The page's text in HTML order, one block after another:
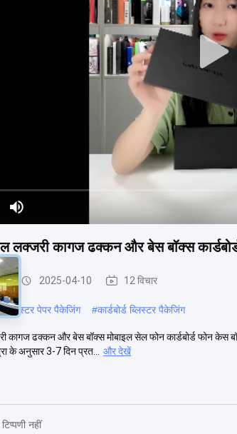
लक्जरी कागज ढक्कन और बेस बॉक्स
2025-04-10 12 विचार
#ब्लिस्टर पेपर पैकेजिंग #कार्डबोर्ड ब्लिस्टर पैकेजिंग
कागज ढक्कन और बेस बॉक्स मोबाइल सेल फोन कार्डबोर्ड फोन
के अनुसार 3-7 दिन प्रत...
और देखें
नहीं